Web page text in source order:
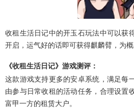
收租生活日记中的开玉石玩法中可以获
开启，运气好的话即可获得麒麟臂，为概
《收租生活日记》游戏测评：
这款游戏支持更多的安卓系统，满足每
由参与日常收租的活动任务，合理设置
富甲一方的租赁大户。